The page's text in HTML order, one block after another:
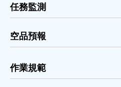
任務監測
空品預報
作業規範